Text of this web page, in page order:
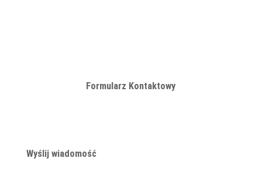
Formularz Kontaktowy
Wyślij wiadomość